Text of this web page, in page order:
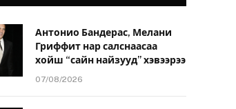
Антонио Бандерас, Мелани
Гриффит нар салснаасаа
хойш “сайн найзууд” хэвээрээ
07/08/2026